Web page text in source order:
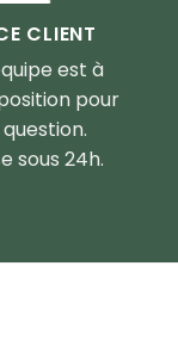
CLIENT
est à
pour
sous 24h.